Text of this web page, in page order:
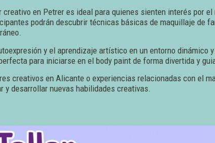
creativo en Petrer es ideal para quienes sienten interés por
podrán descubrir técnicas básicas de maquillaje de
y el aprendizaje artístico en un entorno dinámico
para iniciarse en el body paint de forma divertida y
creativos en Alicante o experiencias relacionadas con el
y desarrollar nuevas habilidades creativas.